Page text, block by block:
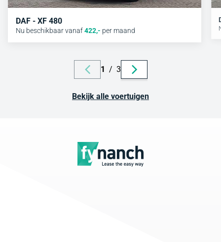
DAF - XF 480
Nu beschikbaar vanaf422,- per maand
1 / 3
Bekijk alle voertuigen